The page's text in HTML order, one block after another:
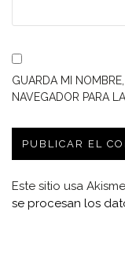
GUARDA MI
NAVEGADOR PARA
Este sitio usa
se procesan los